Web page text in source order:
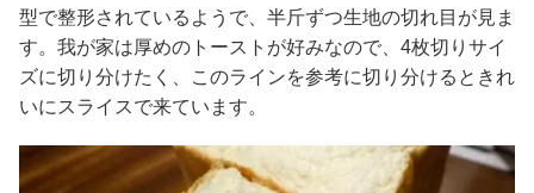
型で整形されているようで、半斤ずつ生地の切れ目が見ま
す。我が家は厚めのトーストが好みなので、4枚切りサイ
ズに切り分けたく、このラインを参考に切り分けるときれ
いにスライスで来ています。